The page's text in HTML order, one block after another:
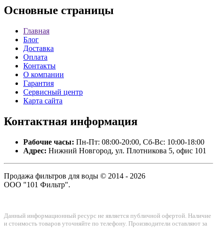
Основные страницы
Главная
Блог
Доставка
Оплата
Контакты
О компании
Гарантия
Сервисный центр
Карта сайта
Контактная информация
Рабочие часы: Пн-Пт: 08:00-20:00, Сб-Вс: 10:00-18:00
Адрес: Нижний Новгород, ул. Плотникова 5, офис 101
Продажа фильтров для воды © 2014 - 2026
ООО "101 Фильтр".
Данный информационный ресурс не является публичной офертой. Наличие
и стоимость товаров уточняйте по телефону. Производители оставляют за